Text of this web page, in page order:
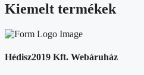
Kiemelt termékek
Hédisz2019 Kft. Webáruház